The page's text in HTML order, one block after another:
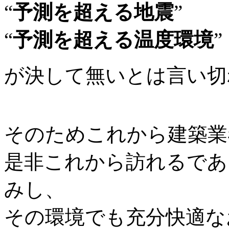
“予測を超える地震”
“予測を超える温度環境”
が決して無いとは言い
そのためこれから建築
是非これから訪れるで
みし、
その環境でも充分快適